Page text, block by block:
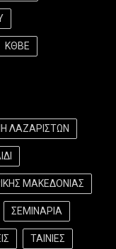
ΚΘΒΕ
ΛΑΖΑΡΙΣΤΩΝ
ΜΑΚΕΔΟΝΙΑΣ
ΣΕΜΙΝΑΡΙΑ
ΤΑΙΝΙΕΣ